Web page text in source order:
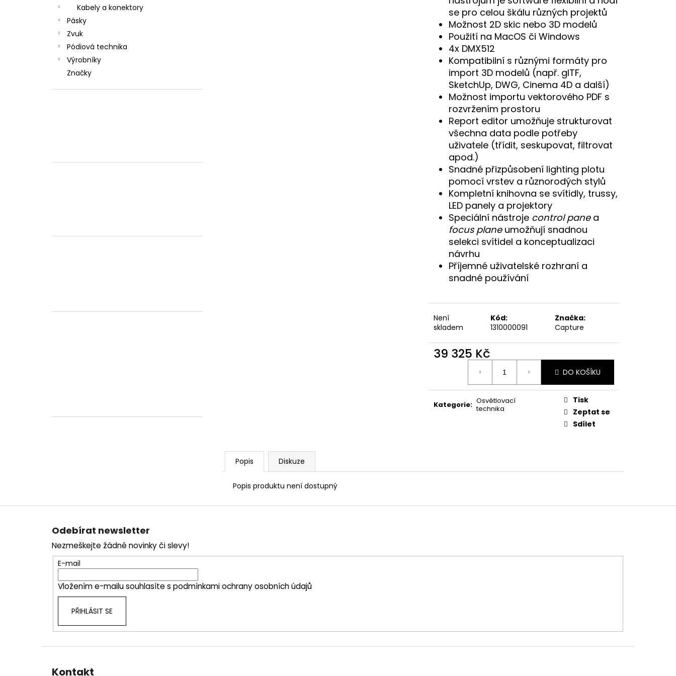
Kabely a konektory
Pásky
Zvuk
Pódiová technika
Výrobníky
Značky
se pro celou škálu různých projektů
Možnost 2D skic nebo 3D modelů
Použití na MacOS či Windows
4x DMX512
Kompatibilní s různými formáty pro
import 3D modelů (např. gITF,
SketchUp, DWG, Cinema 4D a další)
Možnost importu vektorového PDF s
rozvržením prostoru
Report editor umožňuje strukturovat
všechna data podle potřeby
uživatele (třídit, seskupovat, filtrovat
apod.)
Snadné přizpůsobení lighting plotu
pomocí vrstev a různorodých stylů
Kompletní knihovna se svítidly, trussy,
LED panely a projektory
Speciální nástroje control panea
focus plane umožňují snadnou
selekci svítidel a konceptualizaci
návrhu
Příjemné uživatelské rozhraní a
snadné používání
Není
skladem
Kód:
1310000091
Značka:
Capture
39 325 Kč
DO KOŠÍKU
Kategorie: Osvětlovací
technika
Tisk
Zeptat se
Sdílet
Popis Diskuze
Popis produktu není dostupný
Odebírat newsletter
Nezmeškejte žádné novinky či slevy!
E-mail
Vložením e-mailu souhlasíte s podmínkami ochrany osobních údajů
PŘIHLÁSIT SE
Kontakt